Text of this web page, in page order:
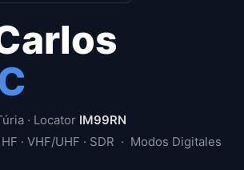
· Locator IM99RN
HF · VHF/UHF · SDR · Modos Digitales